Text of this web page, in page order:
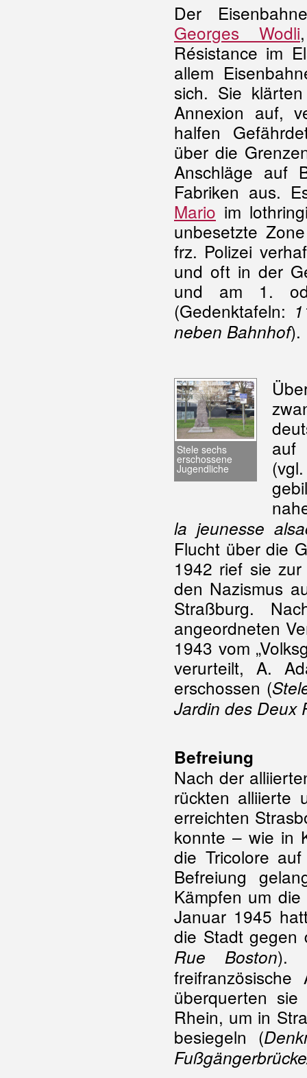
Der
Georges Wodli
Résistance im
allem
sich. Sie
Annexion auf,
halfen
über die
Anschläge auf
Fabriken aus.
Mario im
unbesetzte
frz. Polizei
und oft in der
und am 1.
(Gedenktafeln:
neben Bahnhof).
Stele sechs
erschossene
Jugendliche
auf
la jeunesse
Flucht über die
1942 rief sie
den Nazismus
Straßburg.
angeordneten
1943 vom
verurteilt, A.
erschossen (
Jardin des Deux
Befreiung
Nach der
rückten alliierte
erreichten
konnte – wie in
die Tricolore
Befreiung
Kämpfen um
Januar 1945
die Stadt gegen
Rue Boston).
überquerten
Rhein, um in
besiegeln (